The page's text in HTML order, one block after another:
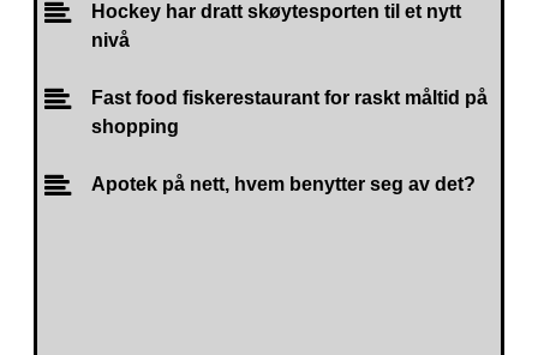
Hockey har dratt skøytesporten til et nytt
nivå
Fast food fiskerestaurant for raskt måltid på
shopping
Apotek på nett, hvem benytter seg av det?